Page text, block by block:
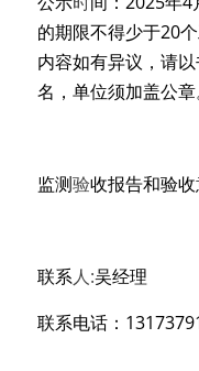
的期限不得少于20
内容如有异议，请
名，单位须加盖公章
监测验收报告和验
联系人:吴经理
联系电话： 1317379